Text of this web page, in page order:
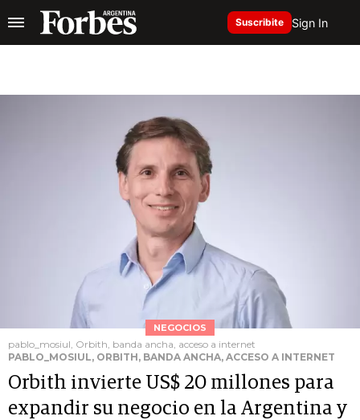
Suscribite Sign In
NEGOCIOS
pablo_mosiul, Orbith, banda ancha, acceso a internet
PABLO_MOSIUL, ORBITH, BANDA ANCHA, ACCESO A INTERNET
Orbith invierte US$ 20 millones para
expandir su negocio en la Argentina y